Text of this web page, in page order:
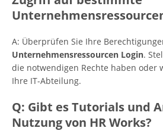
A: Überprüfen Sie Ihre
Unternehmensressourcen Login.
die notwendigen Rechte haben oder
Ihre IT-Abteilung.
Q: Gibt es Tutorials und
Nutzung von HR Works?